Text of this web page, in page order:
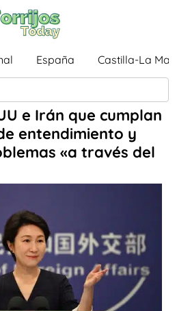
España Castilla-La
e Irán que cumplan
entendimiento y
«a través del